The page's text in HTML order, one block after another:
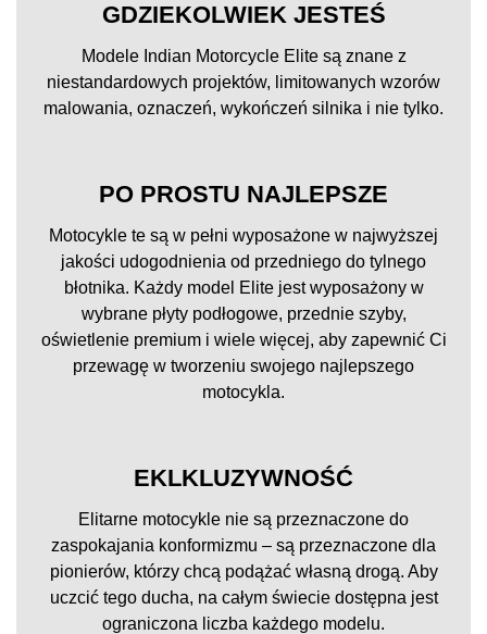
GDZIEKOLWIEK JESTEŚ
Modele Indian Motorcycle Elite są znane z
niestandardowych projektów, limitowanych wzorów
malowania, oznaczeń, wykończeń silnika i nie tylko.
PO PROSTU NAJLEPSZE
Motocykle te są w pełni wyposażone w najwyższej
jakości udogodnienia od przedniego do tylnego
błotnika. Każdy model Elite jest wyposażony w
wybrane płyty podłogowe, przednie szyby,
oświetlenie premium i wiele więcej, aby zapewnić Ci
przewagę w tworzeniu swojego najlepszego
motocykla.
EKLKLUZYWNOŚĆ
Elitarne motocykle nie są przeznaczone do
zaspokajania konformizmu – są przeznaczone dla
pionierów, którzy chcą podążać własną drogą. Aby
uczcić tego ducha, na całym świecie dostępna jest
ograniczona liczba każdego modelu.